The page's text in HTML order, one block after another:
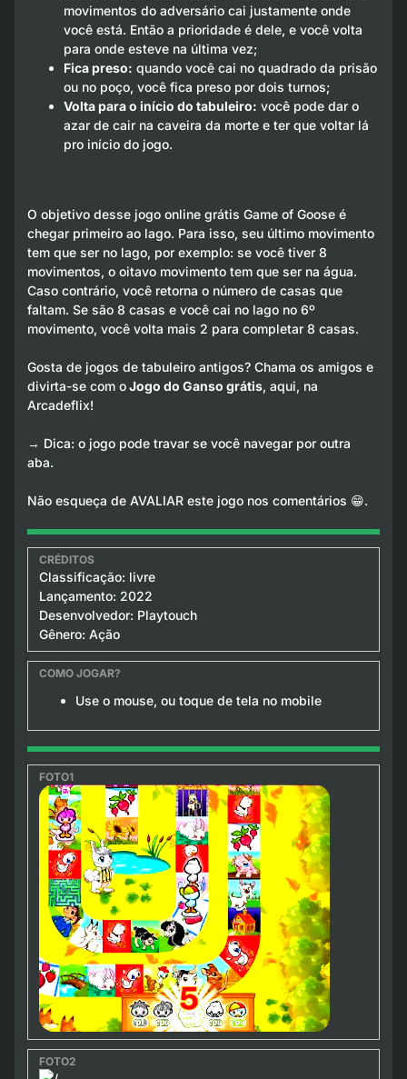
movimentos do adversário cai justamente onde
você está. Então a prioridade é dele, e você volta
para onde esteve na última vez;
Fica preso: quando você cai no quadrado da prisão
ou no poço, você fica preso por dois turnos;
Volta para o início do tabuleiro: você pode dar o
azar de cair na caveira da morte e ter que voltar lá
pro início do jogo.
O objetivo desse jogo online grátis Game of Goose é
chegar primeiro ao lago. Para isso, seu último movimento
tem que ser no lago, por exemplo: se você tiver 8
movimentos, o oitavo movimento tem que ser na água.
Caso contrário, você retorna o número de casas que
faltam. Se são 8 casas e você cai no lago no 6º
movimento, você volta mais 2 para completar 8 casas.
Gosta de jogos de tabuleiro antigos? Chama os amigos e
divirta-se com oJogo do Ganso grátis, aqui, na
Arcadeflix!
→ Dica: o jogo pode travar se você navegar por outra
aba.
Não esqueça de AVALIAR este jogo nos comentários 😁.
Classificação: livre
Lançamento: 2022
Desenvolvedor: Playtouch
Gênero: Ação
Use o mouse, ou toque de tela no mobile